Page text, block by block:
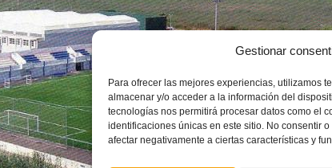
Gestionar
Para ofrecer las mejores experiencias, utilizamos
almacenar y/o acceder a la información del
tecnologías nos permitirá procesar datos como el
identificaciones únicas en este sitio. No consentir
afectar negativamente a ciertas características y